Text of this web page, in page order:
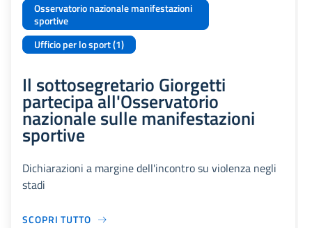
Osservatorio nazionale manifestazioni
sportive
Ufficio per lo sport (1)
Il sottosegretario Giorgetti
partecipa all'Osservatorio
nazionale sulle manifestazioni
sportive
Dichiarazioni a margine dell'incontro su violenza negli
stadi
SCOPRI TUTTO